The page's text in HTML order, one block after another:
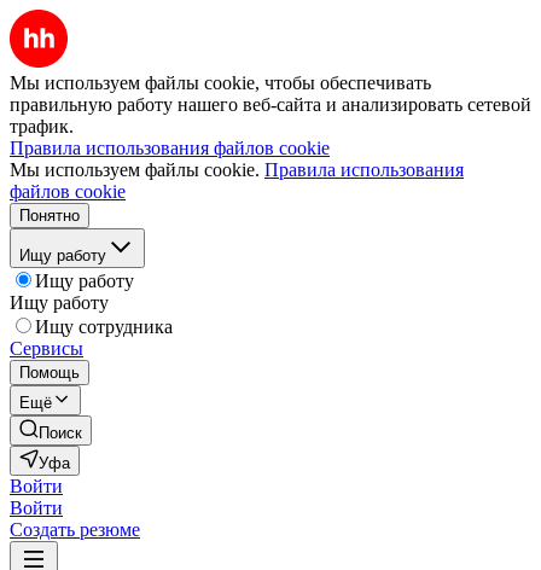
Мы используем файлы cookie, чтобы обеспечивать
правильную работу нашего веб-сайта и анализировать сетевой
трафик.
Правила использования файлов cookie
Мы используем файлы cookie. Правила использования
файлов cookie
Понятно
Ищу работу
Ищу работу
Ищу работу
Ищу сотрудника
Сервисы
Помощь
Ещё
Поиск
Уфа
Войти
Войти
Создать резюме